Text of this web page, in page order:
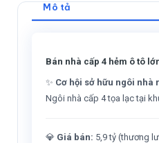
Mô tả
Bán nhà cấp 4 hẻm ô tô
✨ Cơ hội sở hữu ngôi nhà
Ngôi nhà cấp 4 tọa lạc tại
💎 Giá bán: 5,9 tỷ (thương